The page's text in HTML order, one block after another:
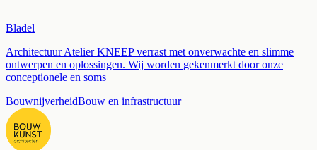
Bladel
Architectuur Atelier KNEEP verrast met onverwachte en slimme
ontwerpen en oplossingen. Wij worden gekenmerkt door onze
conceptionele en soms
BouwnijverheidBouw en infrastructuur